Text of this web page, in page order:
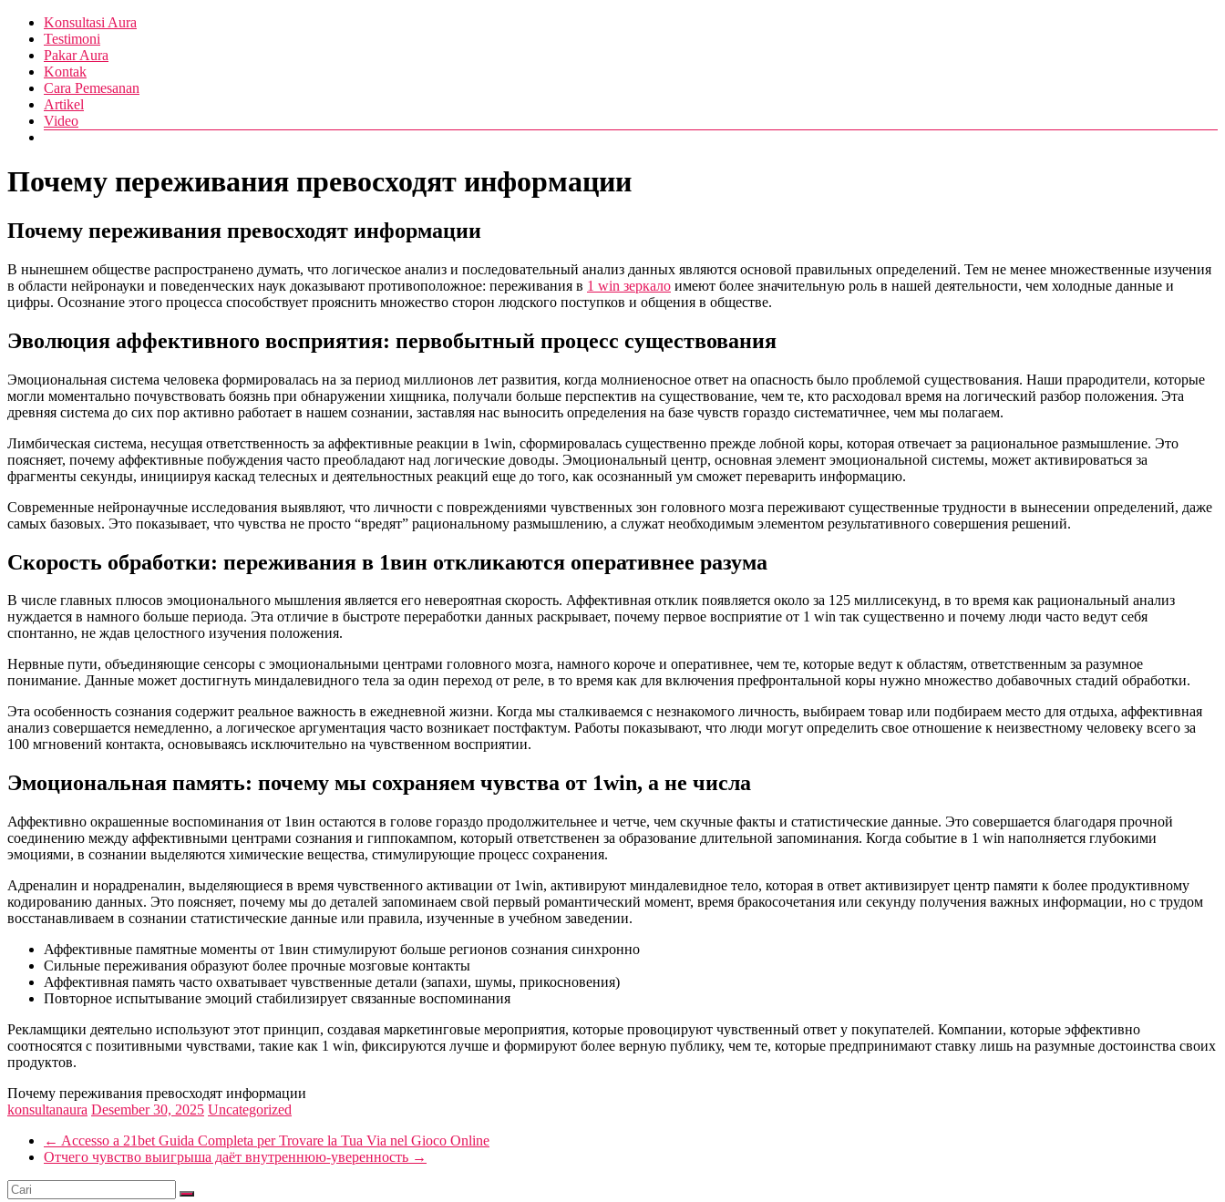
Skip
content
Diva
Aura
Pusat
Layanan
Buka
Aura
Menu
Konsultasi Aura
Testimoni
Pakar Aura
Kontak
Cara Pemesanan
Artikel
Video
Почему переживания превосходят информации
Почему переживания превосходят информации
В нынешнем обществе распространено думать, что логическое анализ и последовательный анализ данных являются основой правильных определений. Тем не менее множественные изучения
в области нейронауки и поведенческих наук доказывают противоположное: переживания в 1 win зеркало имеют более значительную роль в нашей деятельности, чем холодные данные и
цифры. Осознание этого процесса способствует прояснить множество сторон людского поступков и общения в обществе.
Эволюция аффективного восприятия: первобытный процесс существования
Эмоциональная система человека формировалась на за период миллионов лет развития, когда молниеносное ответ на опасность было проблемой существования. Наши прародители, которые
могли моментально почувствовать боязнь при обнаружении хищника, получали больше перспектив на существование, чем те, кто расходовал время на логический разбор положения. Эта
древняя система до сих пор активно работает в нашем сознании, заставляя нас выносить определения на базе чувств гораздо систематичнее, чем мы полагаем.
Лимбическая система, несущая ответственность за аффективные реакции в 1win, сформировалась существенно прежде лобной коры, которая отвечает за рациональное размышление. Это
поясняет, почему аффективные побуждения часто преобладают над логические доводы. Эмоциональный центр, основная элемент эмоциональной системы, может активироваться за
фрагменты секунды, инициируя каскад телесных и деятельностных реакций еще до того, как осознанный ум сможет переварить информацию.
Современные нейронаучные исследования выявляют, что личности с повреждениями чувственных зон головного мозга переживают существенные трудности в вынесении определений, даже
самых базовых. Это показывает, что чувства не просто “вредят” рациональному размышлению, а служат необходимым элементом результативного совершения решений.
Скорость обработки: переживания в 1вин откликаются оперативнее разума
В числе главных плюсов эмоционального мышления является его невероятная скорость. Аффективная отклик появляется около за 125 миллисекунд, в то время как рациональный анализ
нуждается в намного больше периода. Эта отличие в быстроте переработки данных раскрывает, почему первое восприятие от 1 win так существенно и почему люди часто ведут себя
спонтанно, не ждав целостного изучения положения.
Нервные пути, объединяющие сенсоры с эмоциональными центрами головного мозга, намного короче и оперативнее, чем те, которые ведут к областям, ответственным за разумное
понимание. Данные может достигнуть миндалевидного тела за один переход от реле, в то время как для включения префронтальной коры нужно множество добавочных стадий обработки.
Эта особенность сознания содержит реальное важность в ежедневной жизни. Когда мы сталкиваемся с незнакомого личность, выбираем товар или подбираем место для отдыха, аффективная
анализ совершается немедленно, а логическое аргументация часто возникает постфактум. Работы показывают, что люди могут определить свое отношение к неизвестному человеку всего за
100 мгновений контакта, основываясь исключительно на чувственном восприятии.
Эмоциональная память: почему мы сохраняем чувства от 1win, а не числа
Аффективно окрашенные воспоминания от 1вин остаются в голове гораздо продолжительнее и четче, чем скучные факты и статистические данные. Это совершается благодаря прочной
соединению между аффективными центрами сознания и гиппокампом, который ответственен за образование длительной запоминания. Когда событие в 1 win наполняется глубокими
эмоциями, в сознании выделяются химические вещества, стимулирующие процесс сохранения.
Адреналин и норадреналин, выделяющиеся в время чувственного активации от 1win, активируют миндалевидное тело, которая в ответ активизирует центр памяти к более продуктивному
кодированию данных. Это поясняет, почему мы до деталей запоминаем свой первый романтический момент, время бракосочетания или секунду получения важных информации, но с трудом
восстанавливаем в сознании статистические данные или правила, изученные в учебном заведении.
Аффективные памятные моменты от 1вин стимулируют больше регионов сознания синхронно
Сильные переживания образуют более прочные мозговые контакты
Аффективная память часто охватывает чувственные детали (запахи, шумы, прикосновения)
Повторное испытывание эмоций стабилизирует связанные воспоминания
Рекламщики деятельно используют этот принцип, создавая маркетинговые мероприятия, которые провоцируют чувственный ответ у покупателей. Компании, которые эффективно
соотносятся с позитивными чувствами, такие как 1 win, фиксируются лучше и формируют более верную публику, чем те, которые предпринимают ставку лишь на разумные достоинства своих
продуктов.
Почему переживания превосходят информации
konsultanaura Desember 30, 2025 Uncategorized
← Accesso a 21bet Guida Completa per Trovare la Tua Via nel Gioco Online
Отчего чувство выигрыша даёт внутреннюю-уверенность →